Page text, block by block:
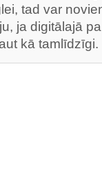
tad var
ja digitālajā
kā tamlīdzīgi.